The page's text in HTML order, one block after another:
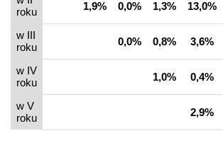
roku
1,9% 0,0% 1,3% 13,0%
w III
roku
0,0% 0,8% 3,6%
w IV
roku
1,0% 0,4%
w V
roku
2,9%